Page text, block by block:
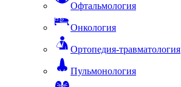
Офтальмология
Онкология
Ортопедия-травматология
Пульмонология